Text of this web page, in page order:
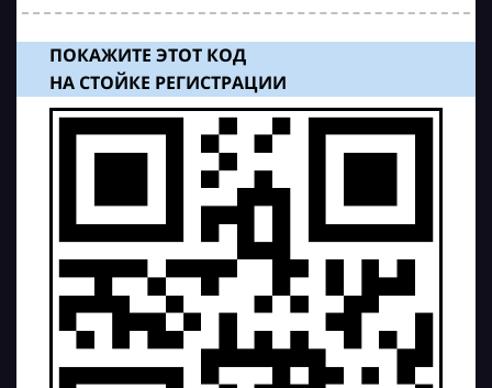
ПОКАЖИТЕ ЭТОТ КОД
НА СТОЙКЕ РЕГИСТРАЦИИ